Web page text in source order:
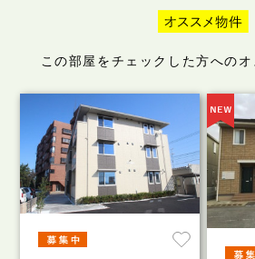
この部屋をチェックした方へのオ